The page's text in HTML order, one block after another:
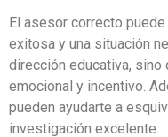
El asesor correcto
exitosa y una situación
dirección educativa,
emocional y incentivo.
pueden ayudarte a
investigación excelente.